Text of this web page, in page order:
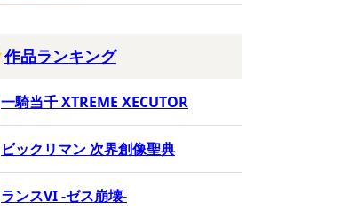
作品ランキング
一騎当千 XTREME XECUTOR
ビックリマン 次界創像聖典
ランスVI -ゼス崩壊-